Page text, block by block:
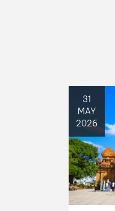
31
MAY
2026